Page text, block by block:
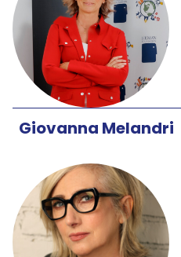
Giovanna Melandri